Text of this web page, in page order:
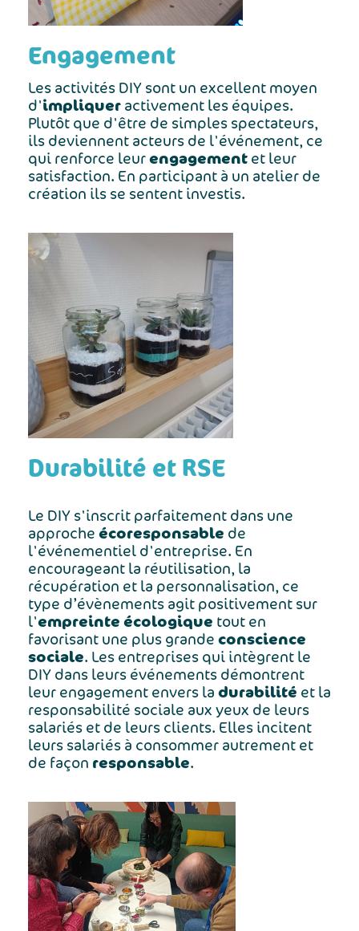
Engagement
Les activités DIY sont un excellent moyen
d'impliquer activement les équipes.
Plutôt que d'être de simples spectateurs,
ils deviennent acteurs de l'événement, ce
qui renforce leurengagement et leur
satisfaction. En participant à un atelier de
création ils se sentent investis.
Durabilité et RSE
Le DIY s'inscrit parfaitement dans une
approche écoresponsable de
l'événementiel d'entreprise. En
encourageant la réutilisation, la
récupération et la personnalisation, ce
type d’évènements agit positivement sur
l'empreinte écologique tout en
favorisant une plus grande conscience
sociale. Les entreprises qui intègrent le
DIY dans leurs événements démontrent
leur engagement envers la durabilité et la
responsabilité sociale aux yeux de leurs
salariés et de leurs clients. Elles incitent
leurs salariés à consommer autrement et
de façon responsable.